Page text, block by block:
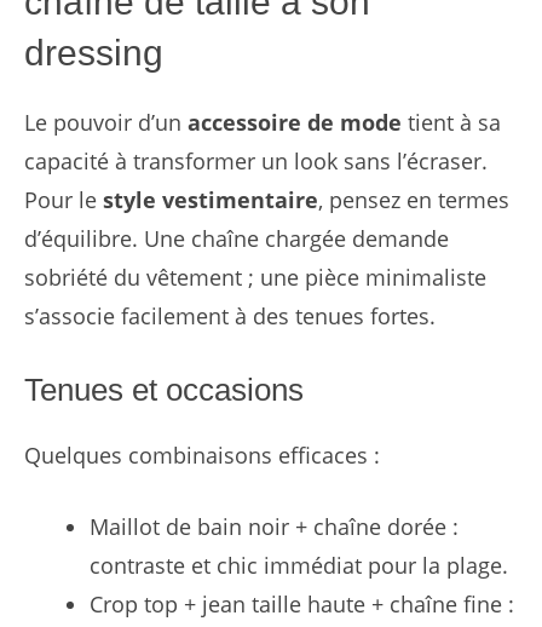
dressing
Le pouvoir d’un accessoire de mode tient à sa
capacité à transformer un look sans l’écraser.
Pour le style vestimentaire, pensez en termes
d’équilibre. Une chaîne chargée demande
sobriété du vêtement ; une pièce minimaliste
s’associe facilement à des tenues fortes.
Tenues et occasions
Quelques combinaisons efficaces :
Maillot de bain noir + chaîne dorée :
contraste et chic immédiat pour la plage.
Crop top + jean taille haute + chaîne fine :